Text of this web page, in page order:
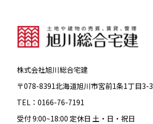
株式会社旭川総合宅建
〒078-8391北海道旭川市宮前1条1丁目3-3
TEL：0166-76-7191
受付 9:00~18:00 定休日 土・日・祝日